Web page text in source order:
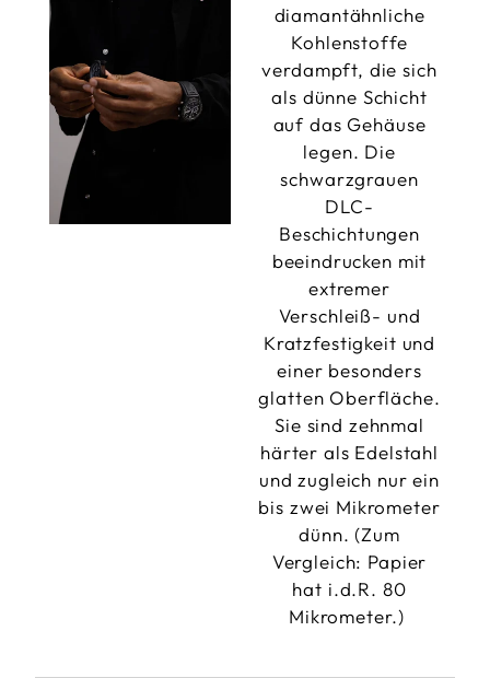
diamantähnliche
Kohlenstoffe
verdampft, die sich
als dünne Schicht
auf das Gehäuse
legen. Die
schwarzgrauen
DLC-
Beschichtungen
beeindrucken mit
extremer
Verschleiß- und
Kratzfestigkeit und
einer besonders
glatten Oberfläche.
Sie sind zehnmal
härter als Edelstahl
und zugleich nur ein
bis zwei Mikrometer
dünn. (Zum
Vergleich: Papier
hat i.d.R. 80
Mikrometer.)